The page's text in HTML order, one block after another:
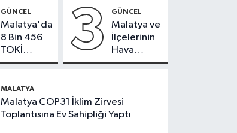
GÜNCEL
Malatya'da
8 Bin 456
TOKİ
Konutunun
Bugün
Çekiliyor
3 GÜNCEL
Malatya ve
İlçelerinin
Hava
Durumu -
2026
MALATYA
Malatya COP31 İklim Zirvesi
Toplantısına Ev Sahipliği Yaptı